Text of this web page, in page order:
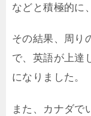
などと積極的に
その結果、周り
で、英語が上達
になりました。
また、カナダで